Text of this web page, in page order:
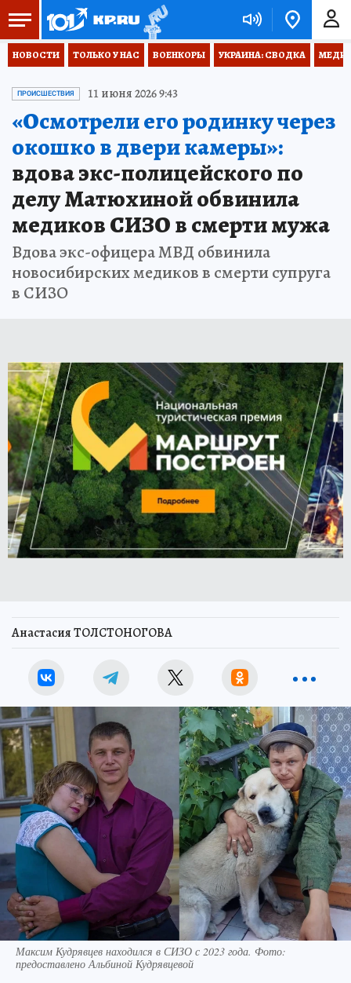
НОВОСТИ ТОЛЬКО У НАС ВОЕНКОРЫ УКРАИНА: СВОДКА
ПРОИСШЕСТВИЯ 11 июня 2026 9:43
«Осмотрели его родинку через
окошко в двери камеры»:
вдова экс-полицейского по
делу Матюхиной обвинила
медиков СИЗО в смерти мужа
Вдова экс-офицера МВД обвинила
новосибирских медиков в смерти супруга
в СИЗО
Анастасия ТОЛСТОНОГОВА
Максим Кудрявцев находился в СИЗО с 2023 года. Фото:
предоставлено Альбиной Кудрявцевой